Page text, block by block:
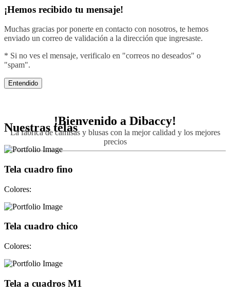
¡Hemos recibido tu mensaje!
Muchas gracias por ponerte en contacto con nosotros, te hemos
enviado un correo de validación a la dirección que ingresaste.
* Si no ves el mensaje, verificalo en "correos no deseados" o
"spam".
Entendido
!Bienvenido a Dibaccy!
La fábrica de camisas y blusas con la mejor calidad y los mejores
precios
Nuestras telas
Tela cuadro fino
Colores:
Tela cuadro chico
Colores:
Tela a cuadros M1